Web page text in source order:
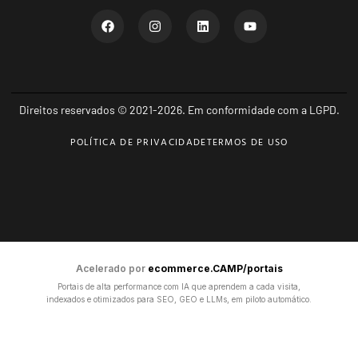
Direitos reservados © 2021-2026. Em conformidade com a LGPD.
POLÍTICA DE PRIVACIDADETERMOS DE USO
Acelerado por ecommerce.CAMP/portais
Portais de alta performance com IA que aprendem a cada visita,
indexados e otimizados para SEO, GEO e LLMs, em piloto automático.